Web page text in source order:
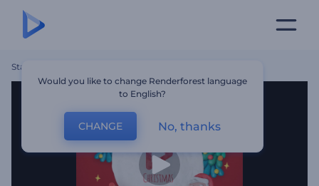
Startseite
Would you like to change Renderforest language
to English?
CHANGE No, thanks